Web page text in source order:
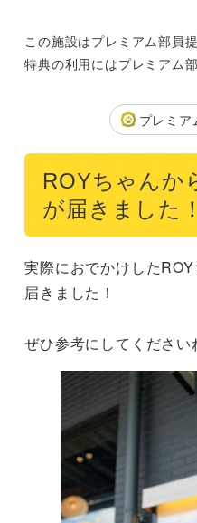
この施設はプレミアム部員
特典の利用にはプレミアム
プレミア
ROYちゃんか
が届きました！
実際におでかけした
届きました！
ぜひ参考にしてください